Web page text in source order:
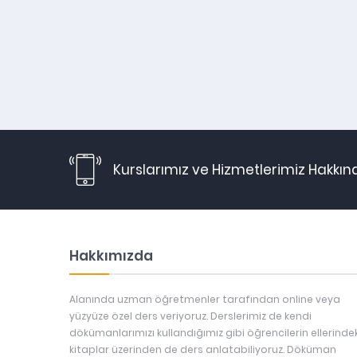
Kurslarımız ve Hizmetlerimiz
Hakkımızda
Alanında uzman öğretmenler tarafından online veya
yüzyüze özel ders veriyoruz. Derslerimiz de kendi
dökümanlarımızı kullandığımız gibi öğrencilerin
kitaplar üzerinden de ders anlatabiliyoruz. Döküman